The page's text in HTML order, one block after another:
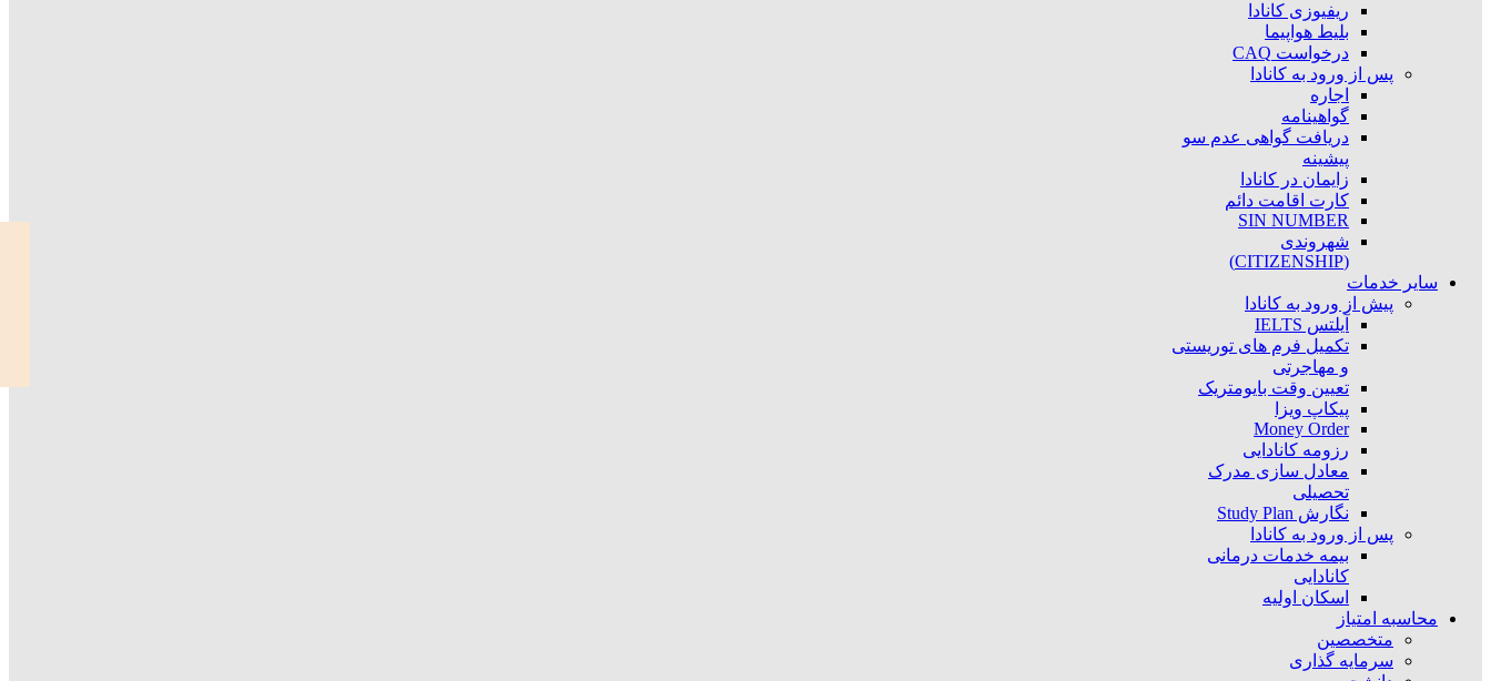
ریفیوزی کانادا
بلیط هواپیما
درخواست CAQ
پس از ورود به کانادا
اجاره
گواهینامه
دریافت گواهی عدم سو
پیشینه
زایمان در کانادا
کارت اقامت دائم
SIN NUMBER
شهروندی
(CITIZENSHIP)
سایر خدمات
پیش از ورود به کانادا
آیلتس IELTS
تکمیل فرم های توریستی
و مهاجرتی
تعیین وقت بایومتریک
پیکاپ ویزا
Money Order
رزومه کانادایی
معادل سازی مدرک
تحصیلی
نگارش Study Plan
پس از ورود به کانادا
بیمه خدمات درمانی
کانادایی
اسکان اولیه
محاسبه امتیاز
متخصصین
سرمایه گذاری